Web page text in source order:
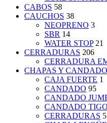
CABOS 58
CAUCHOS 38
NEOPRENO 3
SBR 14
WATER STOP 21
CERRADURAS 206
CERRADURA
CHAPAS Y
CAJA FUERTE 1
CANDADO 95
CANDADO
CANDADO
CERRADURAS